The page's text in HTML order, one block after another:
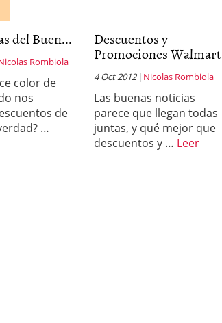
del Buen...
Rombiola
color de
nos
de
…
Descuentos y
Promociones Walmart
4 Oct 2012 Nicolas Rombiola
Las buenas noticias
parece que llegan todas
juntas, y qué mejor que
descuentos y … Leer